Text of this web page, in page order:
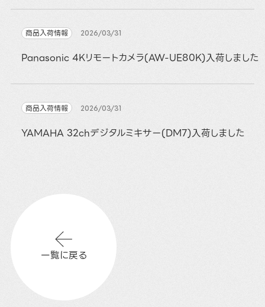
商品入荷情報 2026/03/31
Panasonic 4Kリモートカメラ(AW-UE80K)入荷しました
商品入荷情報 2026/03/31
YAMAHA 32chデジタルミキサー(DM7)入荷しました
一覧に戻る